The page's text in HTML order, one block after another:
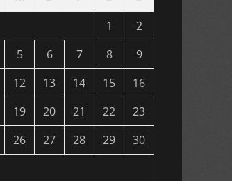
1
2
5 6 7 8
9
12 13 14 15
16
19 20 21 22
23
26 27 28 29
30